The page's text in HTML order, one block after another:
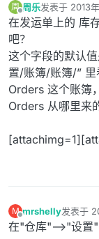
周
离线
周乐发表于 2013
最后由 编辑
在发运单上的 库
吧？
这个字段的默认
置/账簿/账簿/”
Orders 这个账簿
Orders 从哪里来
M
离线
mrshelly发表于
最后由
在"仓库"-->"设置